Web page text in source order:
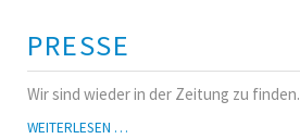
PRESSE
Wir sind wieder in der Zeitung zu finden.
WEITERLESEN …PRESSE